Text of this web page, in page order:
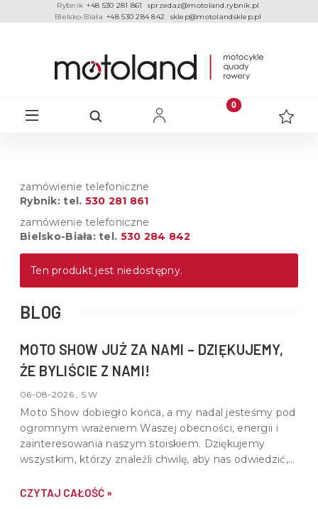
Rybnik +48 530 281 861
sprzedaz@motoland.rybnik.pl
Bielsko-Biała +48 530 284 842 sklep@motolandsklep.pl
zamówienie telefoniczne
Rybnik: tel. 530 281 861
zamówienie telefoniczne
Bielsko-Biała: tel. 530 284 842
Ten produkt jest niedostępny.
BLOG
MOTO SHOW JUŻ ZA NAMI – DZIĘKUJEMY,
ŻE BYLIŚCIE Z NAMI!
06-08-2026 , S.W
Moto Show dobiegło końca, a my nadal jesteśmy pod
ogromnym wrażeniem Waszej obecności, energii i
zainteresowania naszym stoiskiem. Dziękujemy
wszystkim, którzy znaleźli chwilę, aby nas odwiedzić,
do motoryzacji.
CZYTAJ CAŁOŚĆ »